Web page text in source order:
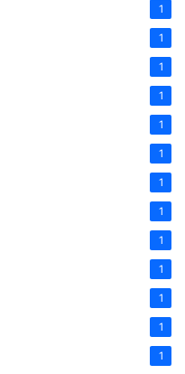
1
1
1
1
1
1
1
1
1
1
1
1
1